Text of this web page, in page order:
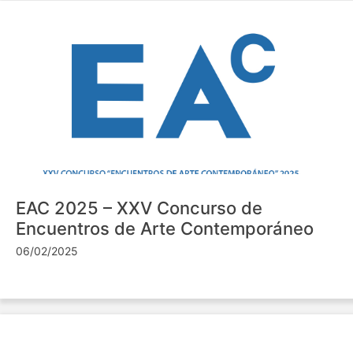
EAC 2025 – XXV Concurso de
Encuentros de Arte Contemporáneo
06/02/2025